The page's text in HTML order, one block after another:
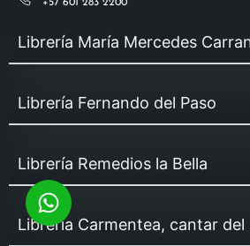
+57 601 283 2200
Librería María Mercedes
Librería Fernando del Paso
Librería Remedios la Bella
Librería Carmentea, cantar del